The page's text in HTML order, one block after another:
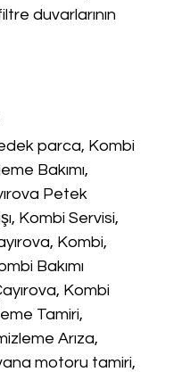
duvarlarının
parca, Kombi
Bakımı,
Petek
Kombi Servisi,
Kombi,
Bakımı
Kombi
Tamiri,
Arıza,
motoru tamiri,